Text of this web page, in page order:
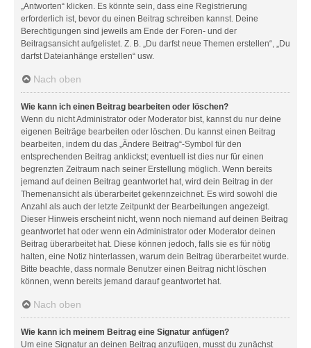
„Antworten“ klicken. Es könnte sein, dass eine Registrierung
erforderlich ist, bevor du einen Beitrag schreiben kannst. Deine
Berechtigungen sind jeweils am Ende der Foren- und der
Beitragsansicht aufgelistet. Z. B. „Du darfst neue Themen erstellen“, „Du
darfst Dateianhänge erstellen“ usw.
Nach oben
Wie kann ich einen Beitrag bearbeiten oder löschen?
Wenn du nicht Administrator oder Moderator bist, kannst du nur deine
eigenen Beiträge bearbeiten oder löschen. Du kannst einen Beitrag
bearbeiten, indem du das „Ändere Beitrag“-Symbol für den
entsprechenden Beitrag anklickst; eventuell ist dies nur für einen
begrenzten Zeitraum nach seiner Erstellung möglich. Wenn bereits
jemand auf deinen Beitrag geantwortet hat, wird dein Beitrag in der
Themenansicht als überarbeitet gekennzeichnet. Es wird sowohl die
Anzahl als auch der letzte Zeitpunkt der Bearbeitungen angezeigt.
Dieser Hinweis erscheint nicht, wenn noch niemand auf deinen Beitrag
geantwortet hat oder wenn ein Administrator oder Moderator deinen
Beitrag überarbeitet hat. Diese können jedoch, falls sie es für nötig
halten, eine Notiz hinterlassen, warum dein Beitrag überarbeitet wurde.
Bitte beachte, dass normale Benutzer einen Beitrag nicht löschen
können, wenn bereits jemand darauf geantwortet hat.
Nach oben
Wie kann ich meinem Beitrag eine Signatur anfügen?
Um eine Signatur an deinen Beitrag anzufügen, musst du zunächst